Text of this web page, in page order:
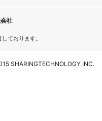
社
ております。
SHARINGTECHNOLOGY INC.